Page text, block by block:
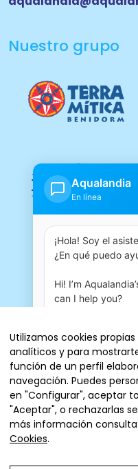
Nuestro grupo
© 2026 AQUALANDIA
Aqualandia
En línea
¡Hola! Soy el
¿En qué puedo
Hi! I’m
can I help you?
Utilizamos cookies
analíticos y para
función de un perfil
navegación. Puedes
en "Configurar", aceptar
"Aceptar", o rechazarlas
más información
Cookies.